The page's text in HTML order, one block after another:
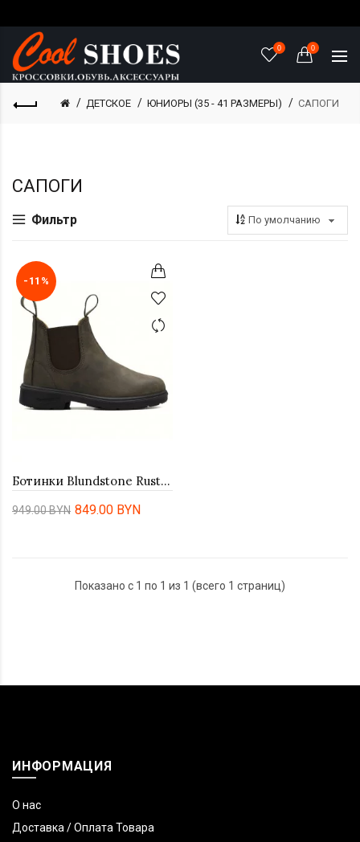
0 0
ДЕТСКОЕ ЮНИОРЫ (35 - 41 РАЗМЕРЫ) САПОГИ
САПОГИ
-11%
Ботинки Blundstone Rustic Brown 565
949.00 BYN 849.00 BYN
Показано с 1 по 1 из 1 (всего 1 страниц)
ИНФОРМАЦИЯ
О нас
Доставка / Оплата Товара